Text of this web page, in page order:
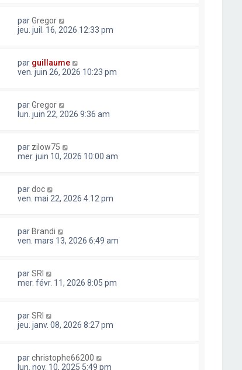
parGregor
jeu. juil. 16, 2026 12:33 pm
par guillaume
ven. juin 26, 2026 10:23 pm
parGregor
lun. juin 22, 2026 9:36 am
par zilow75
mer. juin 10, 2026 10:00 am
pardoc
ven. mai 22, 2026 4:12 pm
par Brandi
ven. mars 13, 2026 6:49 am
parSRI
mer. févr. 11, 2026 8:05 pm
parSRI
jeu. janv. 08, 2026 8:27 pm
parchristophe66200
lun. nov. 10, 2025 5:49 pm